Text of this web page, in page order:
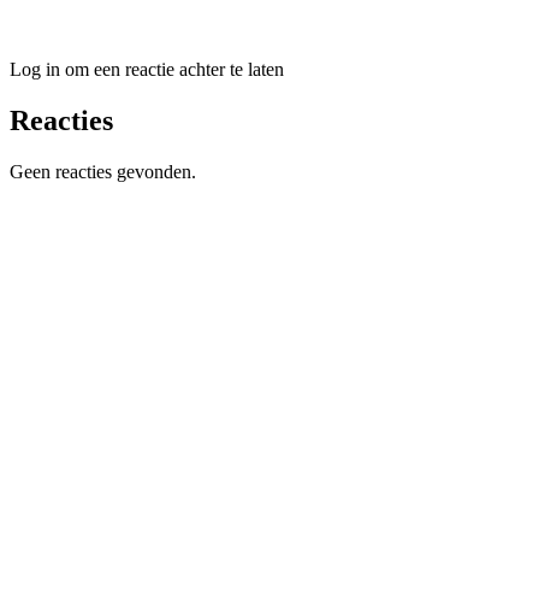
Log in om een reactie achter te laten
Reacties
Geen reacties gevonden.